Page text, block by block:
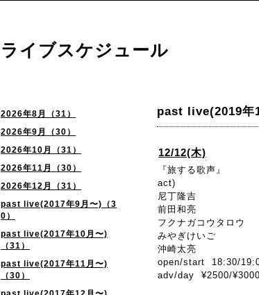
2026年8月（31）
2026年9月（30）
2026年10月（31）
2026年11月（30）
2026年12月（31）
past live(2017年9月〜)（3
0）
past live(2017年10月〜)
（31）
past live(2017年11月〜)
（30）
ライブスケジュール
past live(2019年
12/12(木)
『旅する歌声』
act)
尼丁隆吉
前田和亮
フクナガコウタロウ
みやぎけいご
沖崎太亮
open/start 18:30/
adv/day ¥2500/